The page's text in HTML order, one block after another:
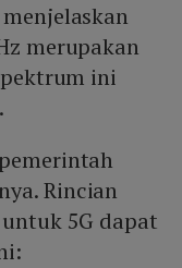
merupakan
ini
Rincian
5G dapat